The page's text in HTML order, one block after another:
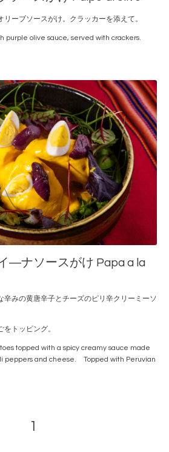
ーブソースがけ。クラッカーを添えて。
purple olive sauce, served with crackers.
―ナソースがけ Papa a la
辛みの黄唐辛子とチーズのピリ辛クリーミーソ
トッピング。
topped with a spicy creamy sauce made
peppers and cheese. Topped with Peruvian
1